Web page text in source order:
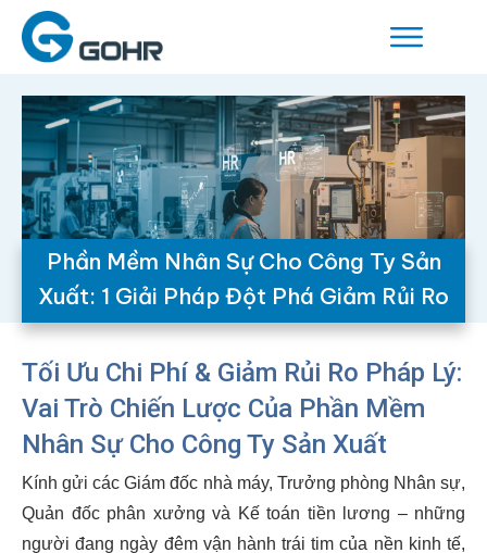
Phần Mềm Nhân Sự Cho Công Ty Sản
Xuất: 1 Giải Pháp Đột Phá Giảm Rủi Ro
Tối Ưu Chi Phí & Giảm Rủi Ro Pháp Lý:
Vai Trò Chiến Lược Của Phần Mềm
Nhân Sự Cho Công Ty Sản Xuất
Kính gửi các Giám đốc nhà máy, Trưởng phòng Nhân sự,
Quản đốc phân xưởng và Kế toán tiền lương – những
người đang ngày đêm vận hành trái tim của nền kinh tế,